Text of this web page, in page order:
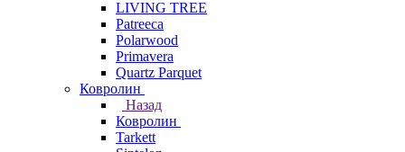
LIVING TREE
Patreeca
Polarwood
Primavera
Quartz Parquet
Ковролин
Назад
Ковролин
Tarkett